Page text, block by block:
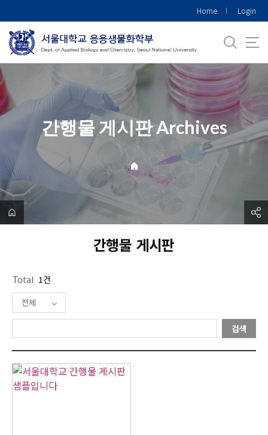
로
메
뉴
Home Login
간행물 게시판 Archives
간행물 게시판
Total 1건
전체
검색